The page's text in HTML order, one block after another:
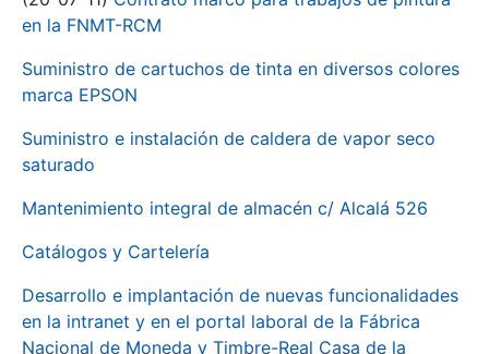
en la FNMT-RCM
Suministro de cartuchos de tinta en diversos colores
marca EPSON
Suministro e instalación de caldera de vapor seco
saturado
Mantenimiento integral de almacén c/ Alcalá 526
Catálogos y Cartelería
Desarrollo e implantación de nuevas funcionalidades
en la intranet y en el portal laboral de la Fábrica
Nacional de Moneda y Timbre-Real Casa de la